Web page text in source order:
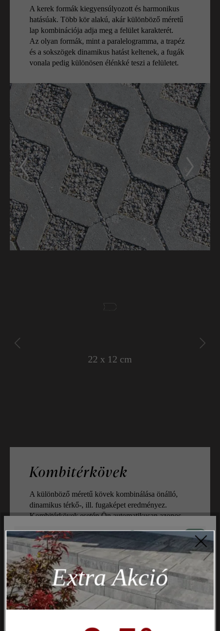
A kerek formák kiegyensúlyozott és harmonikus
hatásúak. Több kör alakú, akár különböző méretű
lap kombinációja adja meg a felület karakterét.
Az olyan formák, mint a paralelogramma, a trapéz
és a sokszögek dinamikus hatást keltenek, a fugák
vonala pedig különösen élénkké teszi a felületet.
39,7 x 39,7 cm
Kombitérkövek
A különböző méretű kövek kombinálása önálló,
dinamikus térkő-, ill. fugaképet eredményez.
Kombitérkövek esetén Ön automatikusan azonos
Műszakilag és működéshez szükséges Aktív
Marketing Inaktív
Elemzés Inaktív
Kényelem (weboldal működése) Inaktív
Kényelem (Google Térkép) Inaktív
Extra Akció